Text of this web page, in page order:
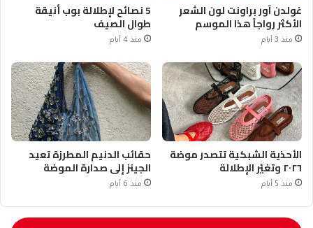
غولدن آور براونت لون الشعر
الأكثر رواجاً هذا الموسم
منذ 3 أيام
5 نصائح لإطلالة بوب أنيقة
طوال الصيف
منذ 4 أيام
الأحذية الشبكية تتصدر موضة
٢٠٢٦ وتغيّر الإطلالة
منذ 5 أيام
حقائب الدنيم المطرزة تعيد
الجينز إلى صدارة الموضة
منذ 6 أيام